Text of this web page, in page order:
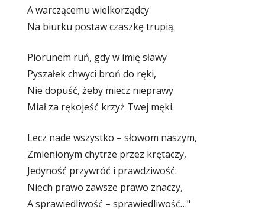
A warczącemu wielkorządcy
Na biurku postaw czaszkę trupią.
Piorunem ruń, gdy w imię sławy
Pyszałek chwyci broń do ręki,
Nie dopuść, żeby miecz nieprawy
Miał za rękojeść krzyż Twej męki.
Lecz nade wszystko – słowom naszym,
Zmienionym chytrze przez krętaczy,
Jedyność przywróć i prawdziwość:
Niech prawo zawsze prawo znaczy,
A sprawiedliwość – sprawiedliwość…"